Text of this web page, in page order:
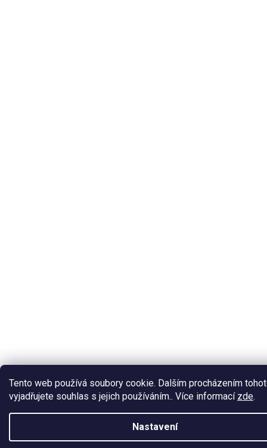
Tento web používá soubory cookie. Dalším procházením
vyjadřujete souhlas s jejich používáním.. Více informací zde.
Nastavení